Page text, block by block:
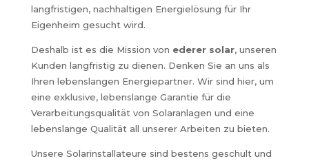
langfristigen, nachhaltigen Energielösung für Ihr
Eigenheim gesucht wird.
Deshalb ist es die Mission von ederer solar, unseren
Kunden langfristig zu dienen. Denken Sie an uns als
Ihren lebenslangen Energiepartner. Wir sind hier, um
eine exklusive, lebenslange Garantie für die
Verarbeitungsqualität von Solaranlagen und eine
lebenslange Qualität all unserer Arbeiten zu bieten.
Unsere Solarinstallateure sind bestens geschult und